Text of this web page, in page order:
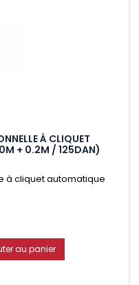
À CLIQUET
+ 0.2M / 125DAN)
à cliquet automatique
J en 2 parties (2.0M +
Permet
pendant le
aux UV et aux
pas l'eau.
au panier